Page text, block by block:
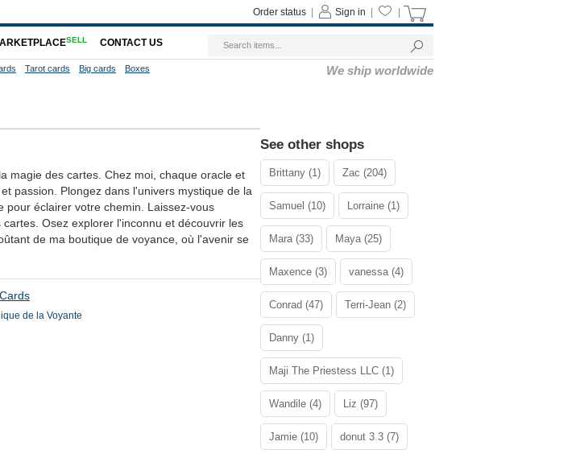
Sign in
Order status
SELL CONTACT US
Tarot cards Big cards Boxes We ship worldwide
magie des cartes. Chez moi, chaque oracle et
passion. Plongez dans l'univers mystique de la
pour éclairer votre chemin. Laissez-vous
Osez explorer l'inconnu et découvrir les
de ma boutique de voyance, où l'avenir se
de la Voyante
See other shops
Brittany (1) Zac (204)
Samuel (10) Lorraine (1)
Mara (33) Maya (25)
Maxence (3) vanessa (4)
Conrad (47) Terri-Jean (2)
Danny (1)
Maji The Priestess LLC (1)
Wandile (4) Liz (97)
Jamie (10) donut 3 3 (7)